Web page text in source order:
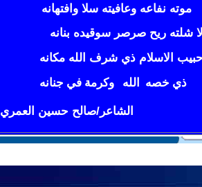
موته نفاعه وعافيته سلا وافتهانه
شلته ريح صرصر سوقيده بنانه
الاسلام ذي شرف الله مكانه
ذي خصه الله وكرمة في جنانه
الشاعر /صالح حسين العمري